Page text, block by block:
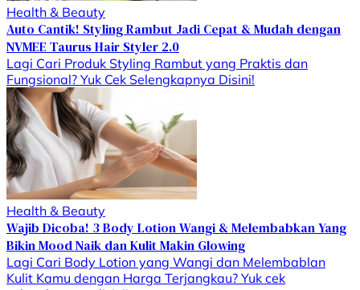
Health & Beauty
Auto Cantik! Styling Rambut Jadi Cepat & Mudah dengan
NVMEE Taurus Hair Styler 2.0
Lagi Cari Produk Styling Rambut yang Praktis dan
Fungsional? Yuk Cek Selengkapnya Disini!
Health & Beauty
Wajib Dicoba! 3 Body Lotion Wangi & Melembabkan Yang
Bikin Mood Naik dan Kulit Makin Glowing
Lagi Cari Body Lotion yang Wangi dan Melembablan
Kulit Kamu dengan Harga Terjangkau? Yuk cek